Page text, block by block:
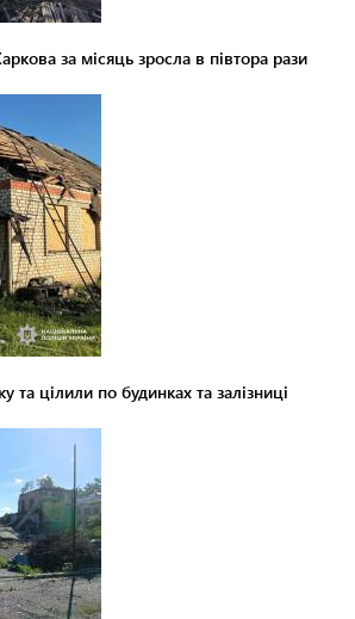
за місяць зросла в півтора рази
та цілили по будинках та залізниці